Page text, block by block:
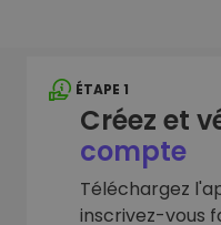
ÉTAPE 1
Créez et
compte
Téléchargez
inscrivez-vous